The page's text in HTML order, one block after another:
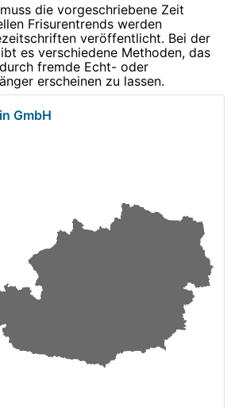
die vorgeschriebene Zeit
Frisurentrends werden
veröffentlicht. Bei der
es verschiedene Methoden, das
fremde Echt- oder
erscheinen zu lassen.
GmbH